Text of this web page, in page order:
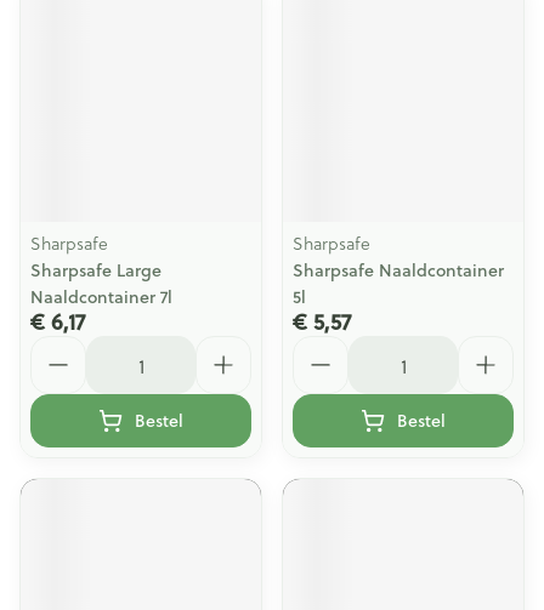
Sharpsafe
Sharpsafe Large
Naaldcontainer 7l
€ 6,17
Bestel
Sharpsafe
Sharpsafe Naaldcontainer
5l
€ 5,57
Bestel